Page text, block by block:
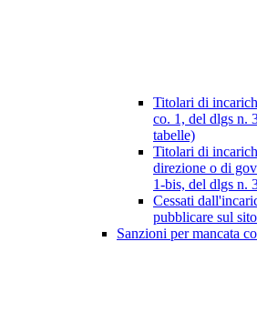
Titolari di
co. 1, del dlgs n.
tabelle)
Titolari di
direzione o di
1-bis, del dlgs n.
Cessati
pubblicare sul
Sanzioni per mancata